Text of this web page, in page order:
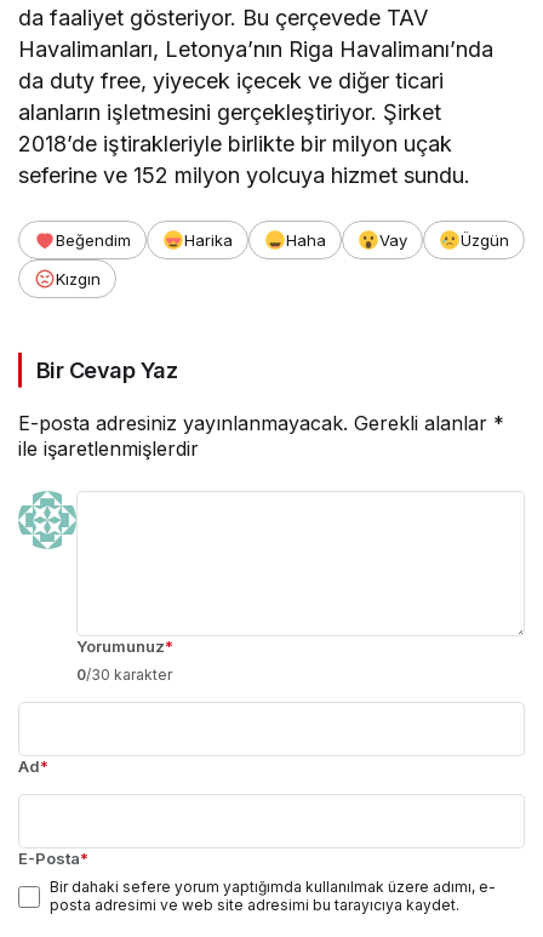
da faaliyet gösteriyor. Bu çerçevede TAV
Havalimanları, Letonya’nın Riga Havalimanı’nda
da duty free, yiyecek içecek ve diğer ticari
alanların işletmesini gerçekleştiriyor. Şirket
2018’de iştirakleriyle birlikte bir milyon uçak
seferine ve 152 milyon yolcuya hizmet sundu.
Beğendim Harika Haha Vay
Üzgün
Kızgın
Bir Cevap Yaz
E-posta adresiniz yayınlanmayacak. Gerekli alanlar *
ile işaretlenmişlerdir
Yorumunuz*
0/30 karakter
Ad*
E-Posta*
Bir dahaki sefere yorum yaptığımda kullanılmak üzere adımı, e-
posta adresimi ve web site adresimi bu tarayıcıya kaydet.